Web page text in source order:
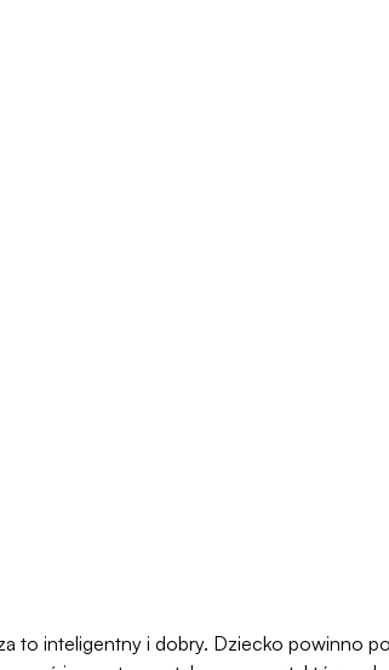
to inteligentny i dobry. Dziecko powinno